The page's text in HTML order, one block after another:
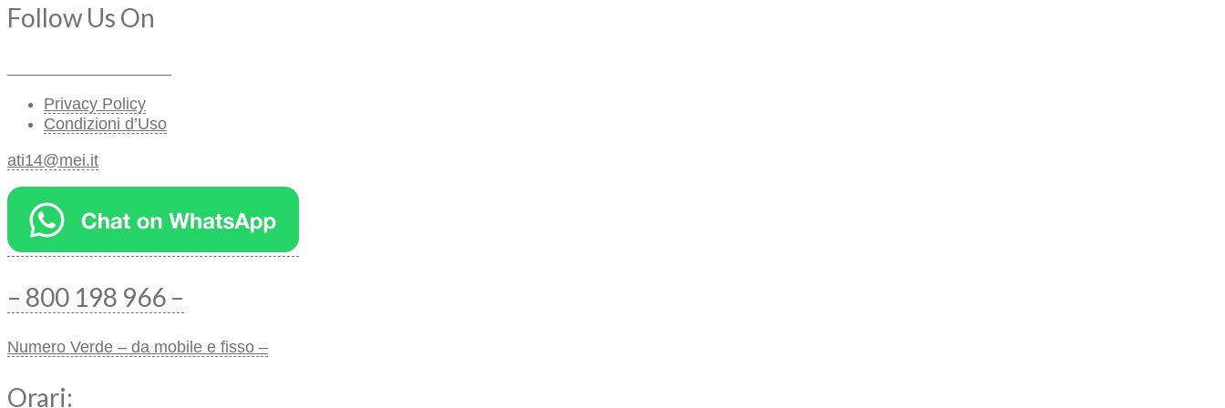
Follow Us On
Privacy Policy
Condizioni d’Uso
ati14@mei.it
– 800 198 966 –
Numero Verde – da mobile e fisso –
Orari: